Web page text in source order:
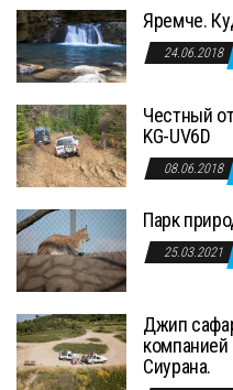
Яремче.
24.06.2018
Честный
KG-UV6D
08.06.2018
Парк
25.03.2021
Джип
Сиурана.